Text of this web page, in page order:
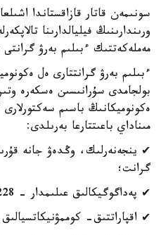
سونىمەن قاتار قازاقستاندا
مەملەكەتتىك ءبىلىم بەرۋ
ءبىلىم بەرۋ گرانتتارى ەل
بولجامدى سۇرانىسىن ەسكەرە
ەكونوميكانىڭ باسىم سەكتورلارى
مىناداي باعىتتارعا بەرىلدى:
گرانت؛
✔ پەداگوگيكالىق عىلىمدار - 12228 گرانت؛
✔ اقپاراتتىق- كوممۋنيكاتسيالىق